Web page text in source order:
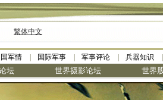
繁体中文
军情 国际军事 军事评论 兵器知识
坛 世界摄影论坛 世界